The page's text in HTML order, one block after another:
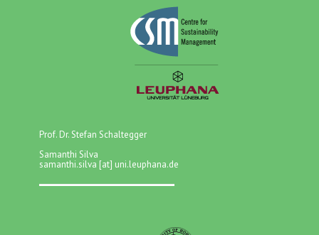
Prof. Dr. Stefan Schaltegger
Samanthi Silva
samanthi.silva [at] uni.leuphana.de